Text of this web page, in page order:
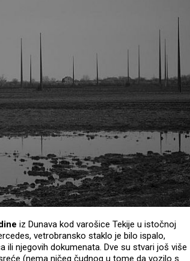
iz Dunava kod varošice Tekije u istočnoj
vetrobransko staklo je bilo ispalo,
ili njegovih dokumenata. Dve su stvari još više
(nema ničeg čudnog u tome da vozilo s